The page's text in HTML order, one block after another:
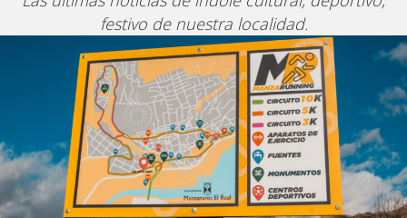
festivo de nuestra localidad.